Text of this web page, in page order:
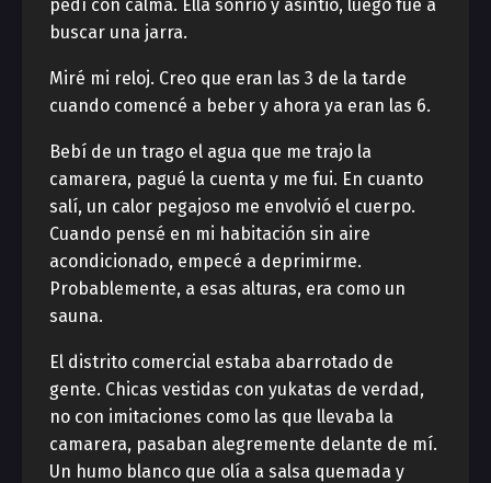
pedí con calma. Ella sonrió y asintió, luego fue a
buscar una jarra.
Miré mi reloj. Creo que eran las 3 de la tarde
cuando comencé a beber y ahora ya eran las 6.
Bebí de un trago el agua que me trajo la
camarera, pagué la cuenta y me fui. En cuanto
salí, un calor pegajoso me envolvió el cuerpo.
Cuando pensé en mi habitación sin aire
acondicionado, empecé a deprimirme.
Probablemente, a esas alturas, era como un
sauna.
El distrito comercial estaba abarrotado de
gente. Chicas vestidas con yukatas de verdad,
no con imitaciones como las que llevaba la
camarera, pasaban alegremente delante de mí.
Un humo blanco que olía a salsa quemada y